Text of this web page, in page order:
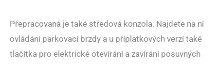
Přepracovaná je také středová konzola. Najdete na ní
ovládání parkovací brzdy a u příplatkových verzí také
tlačítka pro elektrické otevírání a zavírání posuvných